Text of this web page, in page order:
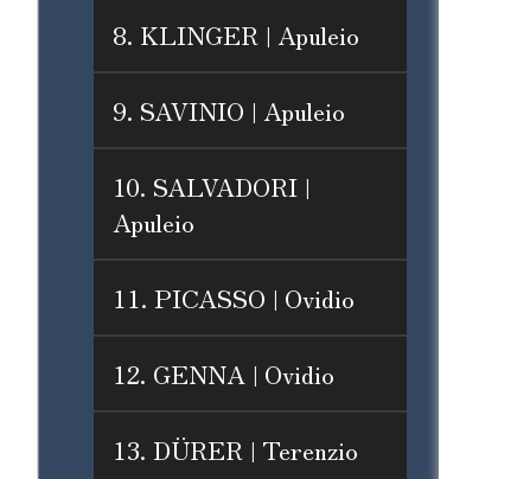
8. KLINGER | Apuleio
9. SAVINIO | Apuleio
10. SALVADORI |
Apuleio
11. PICASSO | Ovidio
12. GENNA | Ovidio
13. DÜRER | Terenzio